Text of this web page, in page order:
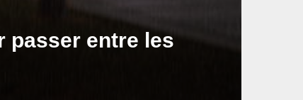
passer entre les